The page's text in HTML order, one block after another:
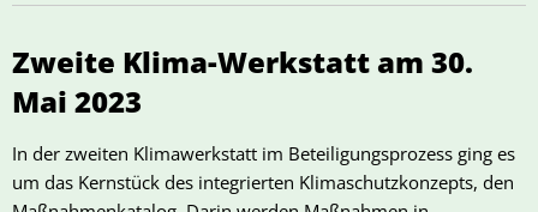
Zweite Klima-Werkstatt am 30.
Mai 2023
In der zweiten Klimawerkstatt im Beteiligungsprozess ging es
um das Kernstück des integrierten Klimaschutzkonzepts, den